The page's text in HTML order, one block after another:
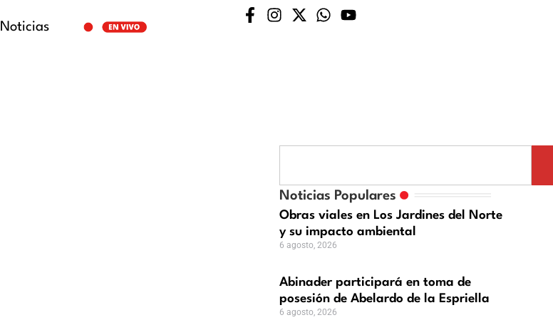
Noticias
Noticias Populares
Obras viales en Los Jardines del Norte
y su impacto ambiental
6 agosto, 2026
Abinader participará en toma de
posesión de Abelardo de la Espriella
6 agosto, 2026